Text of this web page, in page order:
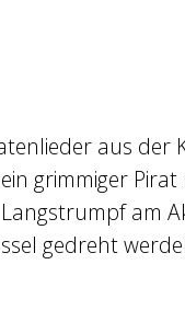
aus der
grimmiger Pirat
am
gedreht